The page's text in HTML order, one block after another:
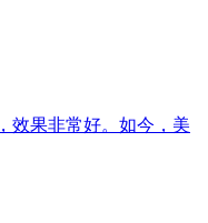
效果非常好。如今，美